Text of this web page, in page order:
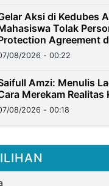
Aksi di Kedubes
Tolak
Agreement
Negara
08/2026 - 00:22
Amzi: Menulis
Merekam Realitas
08/2026 - 00:18